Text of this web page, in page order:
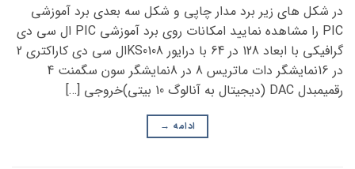
در شکل های زیر برد مدار چاپی و شکل سه بعدی برد آموزشی
PIC را مشاهده نمایید امکانات روی برد آموزشی PIC ال سی دی
گرافیکی با ابعاد 128 در 64 با درایور KS0108ال سی دی کاراکتری 2
در 16نمایشگر دات ماتریس 8 در 8نمایشگر سون سگمنت 4
رقمیمبدل DAC (دیجیتال به آنالوگ 10 بیتی)خروجی […]
ادامه →